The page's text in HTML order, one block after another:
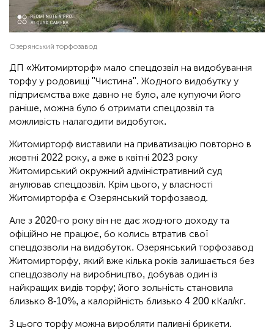
Озерянський торфозавод
ДП «Житомирторф» мало спецдозвіл на видобування
торфу у родовищі "Чистина". Жодного видобутку у
підприємства вже давно не було, але купуючи його
раніше, можна було б отримати спецдозвіл та
можливість налагодити видобуток.
Житомирторф виставили на приватизацію повторно в
жовтні 2022 року, а вже в квітні 2023 року
Житомирський окружний адміністративний суд
анулював спецдозвіл. Крім цього, у власності
Житомирторфа є Озерянський торфозавод.
Але з 2020-го року він не дає жодного доходу та
офіційно не працює, бо колись втратив свої
спецдозволи на видобуток. Озерянський торфозавод
Житомирторфу, який вже кілька років залишається без
спецдозволу на виробництво, добував один із
найкращих видів торфу; його зольність становила
близько 8-10%, а калорійність близько 4 200 кКал/кг.
З цього торфу можна виробляти паливні брикети.